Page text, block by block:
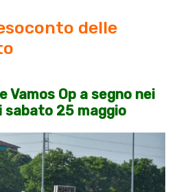
delle
Vamos Op a segno nei
sabato 25 maggio